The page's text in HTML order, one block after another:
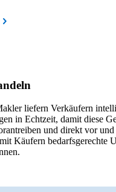
liefern Verkäufern
in Echtzeit, damit diese
und direkt vor
Käufern bedarfsgerechte